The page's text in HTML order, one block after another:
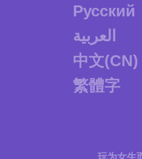
Русский
العربية
中文(CN)
繁體字
玩为女生